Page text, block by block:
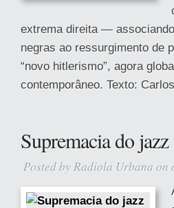
extrema direita —
negras ao ressurgimento de
“novo hitlerismo”, agora
contemporâneo. Texto:
Supremacia do jazz
Posted by Radiola Urbana on